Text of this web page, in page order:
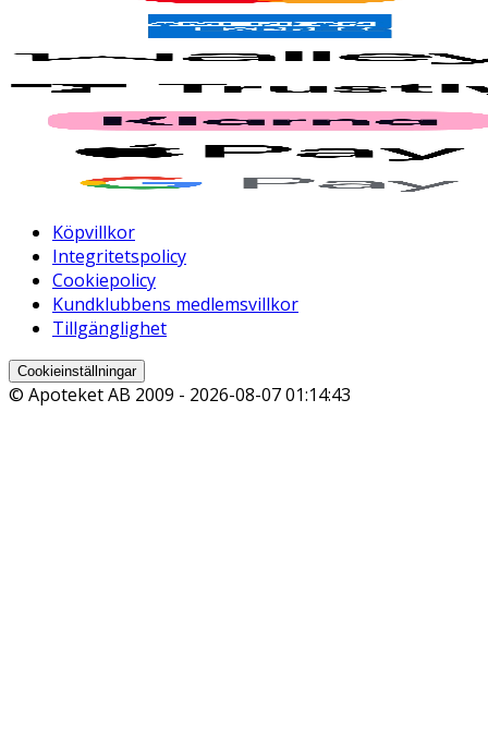
Köpvillkor
Integritetspolicy
Cookiepolicy
Kundklubbens medlemsvillkor
Tillgänglighet
Cookieinställningar
© Apoteket AB 2009 - 2026-08-07 01:14:43